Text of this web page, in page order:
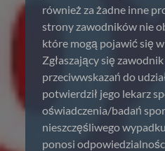
również za żadne inne
strony zawodników nie
które mogą pojawić się
Zgłaszający się
przeciwwskazań do
potwierdził jego lekarz
oświadczenia/badań
nieszczęśliwego
ponosi